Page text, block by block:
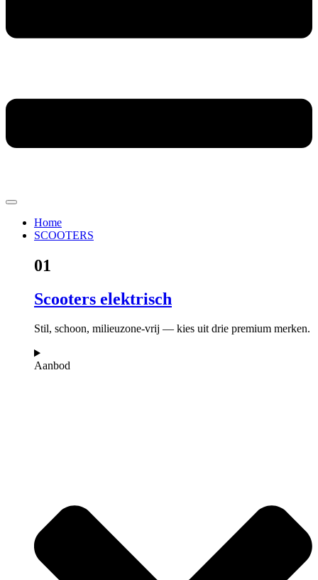
Home
SCOOTERS
01
Scooters elektrisch
Stil, schoon, milieuzone-vrij — kies uit drie premium merken.
Aanbod